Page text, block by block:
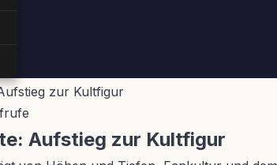
zur Kultfigur
Aufstieg zur Kultfigur